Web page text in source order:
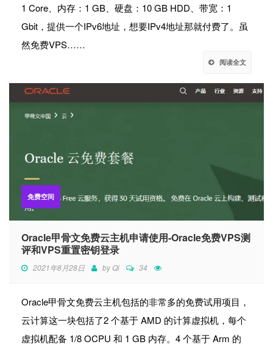
1 Core、内存：1 GB、硬盘：10 GB HDD、带宽：1
Gbit，提供一个IPv6地址，想要IPv4地址那就付费了。虽
然免费VPS……
阅读全文
免费空间
Oracle甲骨文免费云主机申请使用-Oracle免费VPS测
评和VPS重置密钥登录
2021年8月28日 byQi 34
Oracle甲骨文免费云主机包括的非常多的免费试用项目，
云计算这一块包括了2 个基于 AMD 的计算虚拟机，每个
虚拟机配备 1/8 OCPU 和 1 GB 内存。4 个基于 Arm 的